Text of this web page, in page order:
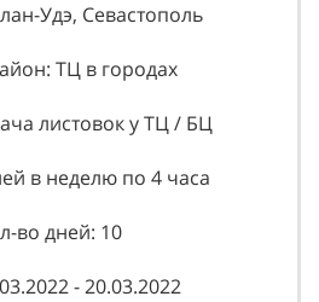
Удэ, Севастополь
ТЦ в городах
листовок у ТЦ / БЦ
в неделю по 4 часа
во дней: 10
- 20.03.2022